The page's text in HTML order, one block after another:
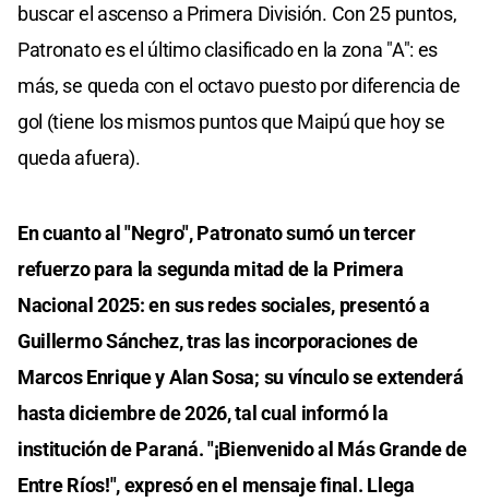
buscar el ascenso a Primera División. Con 25 puntos,
Patronato es el último clasificado en la zona "A": es
más, se queda con el octavo puesto por diferencia de
gol (tiene los mismos puntos que Maipú que hoy se
queda afuera).
En cuanto al "Negro", Patronato sumó un tercer
refuerzo para la segunda mitad de la Primera
Nacional 2025: en sus redes sociales, presentó a
Guillermo Sánchez, tras las incorporaciones de
Marcos Enrique y Alan Sosa; su vínculo se extenderá
hasta diciembre de 2026, tal cual informó la
institución de Paraná. "¡Bienvenido al Más Grande de
Entre Ríos!", expresó en el mensaje final. Llega